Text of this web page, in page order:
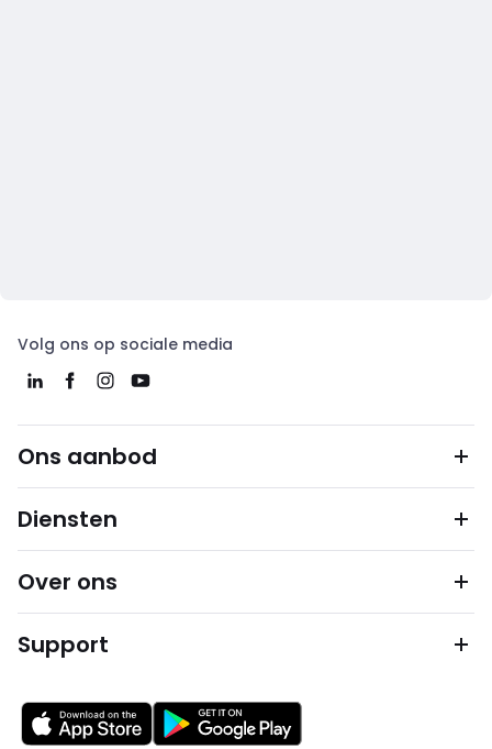
Volg ons op sociale media
Ons aanbod
Diensten
Over ons
Support